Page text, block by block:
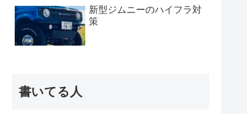
新型ジムニーのハイフラ対
策
書いてる人